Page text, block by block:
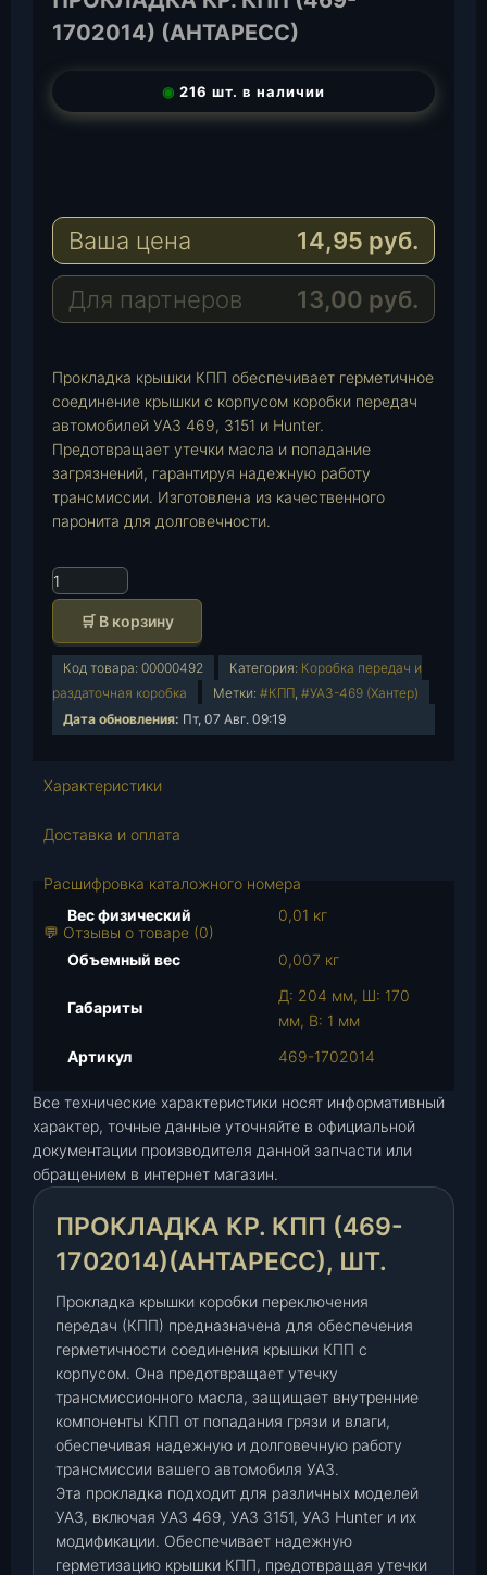
1702014) (АНТАРЕСС)
◉ 216 шт. в наличии
e
r
a
m
a
s
A
p
a
i
l
Ваша цена 14,95 руб.
Для партнеров 13,00 руб.
Прокладка крышки КПП обеспечивает герметичное
соединение крышки с корпусом коробки передач
автомобилей УАЗ 469, 3151 и Hunter.
Предотвращает утечки масла и попадание
загрязнений, гарантируя надежную работу
трансмиссии. Изготовлена из качественного
паронита для долговечности.
К
о
и
е
в
т
в
р
а
д
к
а
П
П
(
4
6
9
-
🛒 В корзину
Код товара: 00000492 Категория: Коробка передач и
раздаточная коробка
Метки: #КПП #УАЗ-469 (Хантер)
Дата обновления: Пт, 07 Авг. 09:19
Характеристики
Доставка и оплата
Расшифровка каталожного номера
💬 Отзывы о товаре (0)
Вес физический 0,01 кг
Объемный вес 0,007 кг
Габариты
Д: 204 мм, Ш: 170
мм, В: 1 мм
Артикул
469-1702014
Все технические характеристики носят информативный
характер, точные данные уточняйте в официальной
документации производителя данной запчасти или
обращением в интернет магазин.
ПРОКЛАДКА КР. КПП (469-
1702014)(АНТАРЕСС), ШТ.
Прокладка крышки коробки переключения
передач (КПП) предназначена для обеспечения
герметичности соединения крышки КПП с
корпусом. Она предотвращает утечку
трансмиссионного масла, защищает внутренние
компоненты КПП от попадания грязи и влаги,
обеспечивая надежную и долговечную работу
трансмиссии вашего автомобиля УАЗ.
Эта прокладка подходит для различных моделей
УАЗ, включая УАЗ 469, УАЗ 3151, УАЗ Hunter и их
модификации. Обеспечивает надежную
герметизацию крышки КПП, предотвращая утечки